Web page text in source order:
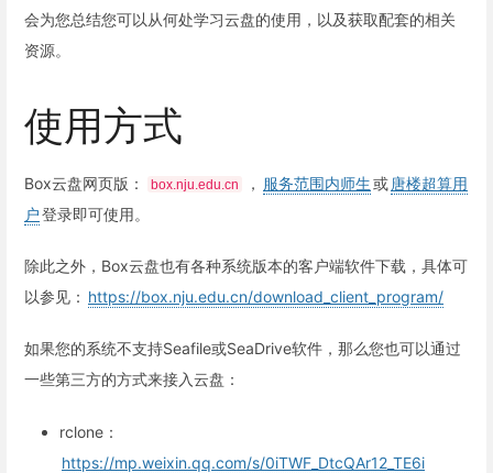
会为您总结您可以从何处学习云盘的使用，以及获取配套的相关
资源。
使用方式
Box云盘网页版： box.nju.edu.cn ， 服务范围内师生或 唐楼超算用
户登录即可使用。
除此之外，Box云盘也有各种系统版本的客户端软件下载，具体可
以参见： https://box.nju.edu.cn/download_client_program/
如果您的系统不支持Seafile或SeaDrive软件，那么您也可以通过
一些第三方的方式来接入云盘：
rclone：
https://mp.weixin.qq.com/s/0iTWF_DtcQAr12_TE6i